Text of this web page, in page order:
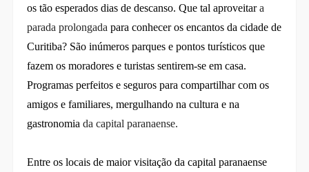
os tão esperados dias de descanso. Que tal aproveitara
parada prolongada para conhecer os encantos da cidade de
Curitiba? São inúmeros parques e pontos turísticos que
fazem os moradores e turistas sentirem-se em casa.
Programas perfeitos e seguros para compartilhar com os
amigos e familiares, mergulhando na cultura e na
gastronomia da capital paranaense.
Entre os locais de maior visitação da capital paranaense